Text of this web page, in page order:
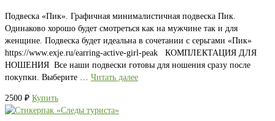
Подвеска «Пик». Графичная минималистичная подвеска Пик.
Одинаково хорошо будет смотреться как на мужчине так и для
женщине. Подвеска будет идеальна в сочетании с серьгами «Пик»
https://www.exje.ru/earring-active-girl-peak КОМПЛЕКТАЦИЯ ДЛЯ
НОШЕНИЯ Все наши подвески готовы для ношения сразу после
покупки. Выберите … Читать далее
2500 ₽ Купить